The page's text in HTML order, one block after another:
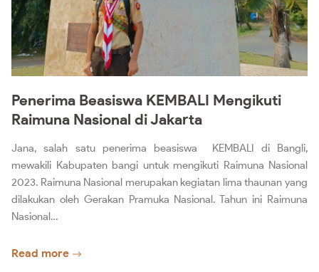
Penerima Beasiswa KEMBALI Mengikuti
Raimuna Nasional di Jakarta
Jana, salah satu penerima beasiswa KEMBALI di Bangli,
mewakili Kabupaten bangi untuk mengikuti Raimuna Nasional
2023. Raimuna Nasional merupakan kegiatan lima thaunan yang
dilakukan oleh Gerakan Pramuka Nasional. Tahun ini Raimuna
Nasional…
Read more